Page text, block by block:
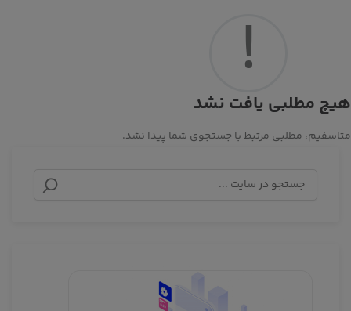
!
هیچ مطلبی یافت نشد
متاسفیم، مطلبی مرتبط با جستجوی شما پیدا نشد.